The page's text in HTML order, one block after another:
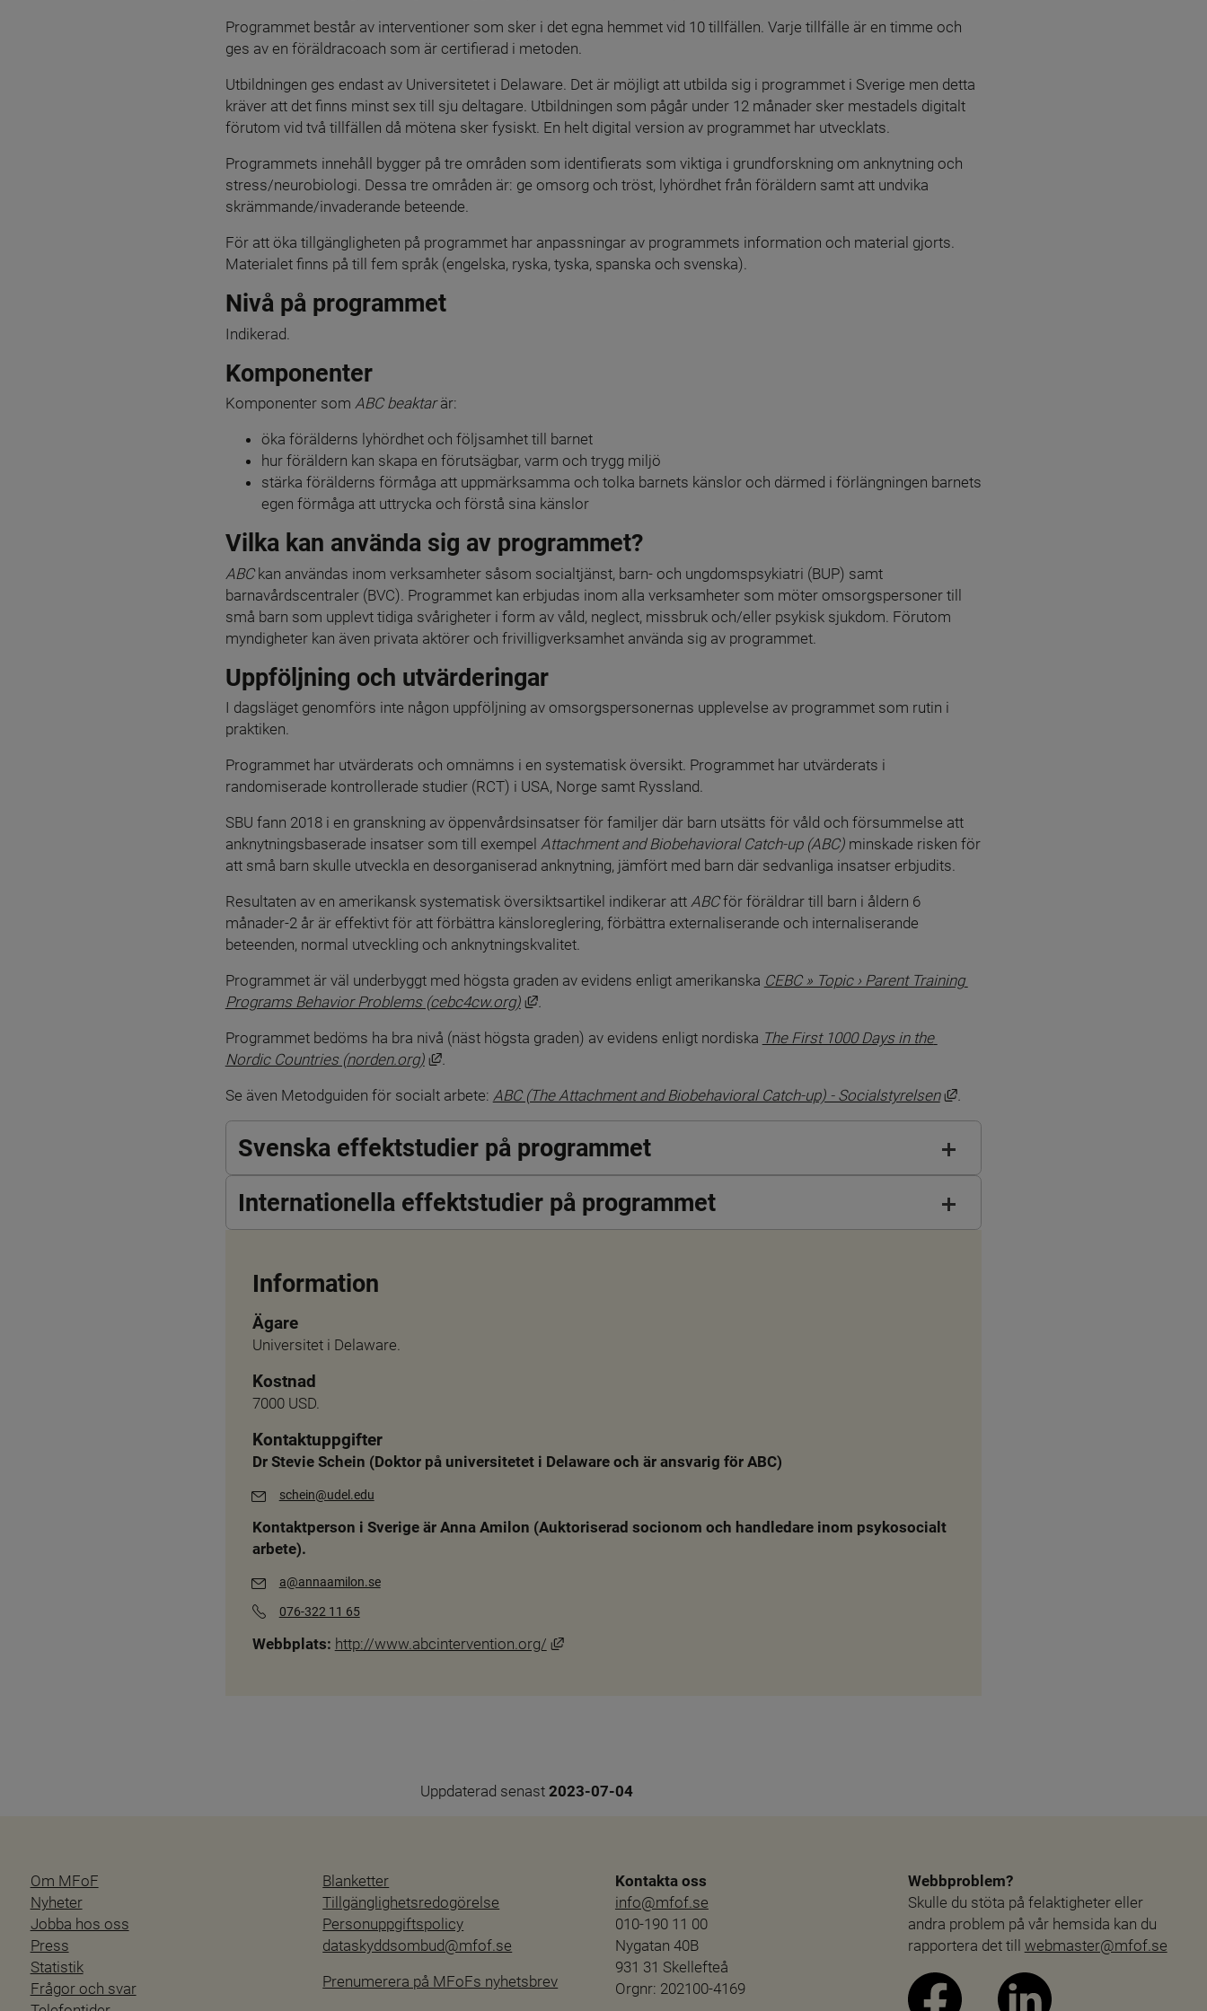
Programmet består av interventioner som sker i det egna hemmet vid 10 tillfällen. Varje tillfälle är en timme och
ges av en föräldracoach som är certifierad i metoden.
Utbildningen ges endast av Universitetet i Delaware. Det är möjligt att utbilda sig i programmet i Sverige men detta
kräver att det finns minst sex till sju deltagare. Utbildningen som pågår under 12 månader sker mestadels digitalt
förutom vid två tillfällen då mötena sker fysiskt. En helt digital version av programmet har utvecklats.
Programmets innehåll bygger på tre områden som identifierats som viktiga i grundforskning om anknytning och
stress/neurobiologi. Dessa tre områden är: ge omsorg och tröst, lyhördhet från föräldern samt att undvika
skrämmande/invaderande beteende.
För att öka tillgängligheten på programmet har anpassningar av programmets information och material gjorts.
Materialet finns på till fem språk (engelska, ryska, tyska, spanska och svenska).
Nivå på programmet
Indikerad.
Komponenter
Komponenter som ABC beaktar är:
öka förälderns lyhördhet och följsamhet till barnet
hur föräldern kan skapa en förutsägbar, varm och trygg miljö
stärka förälderns förmåga att uppmärksamma och tolka barnets känslor och därmed i förlängningen barnets
egen förmåga att uttrycka och förstå sina känslor
Vilka kan använda sig av programmet?
ABC kan användas inom verksamheter såsom socialtjänst, barn- och ungdomspsykiatri (BUP) samt
barnavårdscentraler (BVC). Programmet kan erbjudas inom alla verksamheter som möter omsorgspersoner till
små barn som upplevt tidiga svårigheter i form av våld, neglect, missbruk och/eller psykisk sjukdom. Förutom
myndigheter kan även privata aktörer och frivilligverksamhet använda sig av programmet.
Uppföljning och utvärderingar
I dagsläget genomförs inte någon uppföljning av omsorgspersonernas upplevelse av programmet som rutin i
praktiken.
Programmet har utvärderats och omnämns i en systematisk översikt. Programmet har utvärderats i
randomiserade kontrollerade studier (RCT) i USA, Norge samt Ryssland.
SBU fann 2018 i en granskning av öppenvårdsinsatser för familjer där barn utsätts för våld och försummelse att
anknytningsbaserade insatser som till exempel Attachment and Biobehavioral Catch-up (ABC) minskade risken för
att små barn skulle utveckla en desorganiserad anknytning, jämfört med barn där sedvanliga insatser erbjudits.
Resultaten av en amerikansk systematisk översiktsartikel indikerar att ABC för föräldrar till barn i åldern 6
månader-2 år är effektivt för att förbättra känsloreglering, förbättra externaliserande och internaliserande
beteenden, normal utveckling och anknytningskvalitet.
Programmet är väl underbyggt med högsta graden av evidens enligt amerikanska CEBC » Topic › Parent Training
Programs Behavior Problems (cebc4cw.org)
Länk till annan webbplats, öppnas i nytt fönster.
.
Programmet bedöms ha bra nivå (näst högsta graden) av evidens enligt nordiska The First 1000 Days in the
Nordic Countries (norden.org)
Länk till annan webbplats, öppnas i nytt fönster.
.
Se även Metodguiden för socialt arbete: ABC (The Attachment and Biobehavioral Catch-up) - Socialstyrelsen Länk till annan webbplats, öppnas i
.
Svenska effektstudier på programmet
Internationella effektstudier på programmet
Information
Ägare
Universitet i Delaware.
Kostnad
7000 USD.
Kontaktuppgifter
Dr Stevie Schein (Doktor på universitetet i Delaware och är ansvarig för ABC)
schein@udel.edu
Kontaktperson i Sverige är Anna Amilon (Auktoriserad socionom och handledare inom psykosocialt
arbete).
a@annaamilon.se
076-322 11 65
Webbplats: http://www.abcintervention.org/ Länk till annan webbplats, öppnas i nytt fönster.
Uppdaterad senast 2023-07-04
Om MFoF
Nyheter
Jobba hos oss
Press
Statistik
Frågor och svar
Blanketter
Tillgänglighetsredogörelse
Personuppgiftspolicy
dataskyddsombud@mfof.se
Prenumerera på MFoFs nyhetsbrev
Kontakta oss
info@mfof.se
010-190 11 00
Nygatan 40B
931 31 Skellefteå
Orgnr: 202100-4169
Webbproblem?
Skulle du stöta på felaktigheter eller
andra problem på vår hemsida kan du
rapportera det till webmaster@mfof.se